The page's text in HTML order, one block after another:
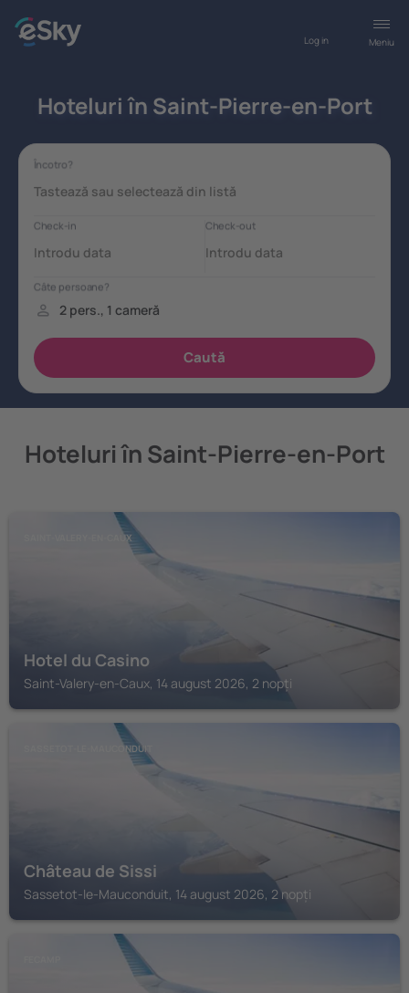
Meniu
Log in
Hoteluri în Saint-Pierre-en-Port
Hoteluri în Saint-Pierre-en-Port
SAINT-VALERY-EN-CAUX
Hotel du Casino
Saint-Valery-en-Caux, 14 august 2026, 2 nopți
SASSETOT-LE-MAUCONDUIT
Château de Sissi
Sassetot-le-Mauconduit, 14 august 2026, 2 nopți